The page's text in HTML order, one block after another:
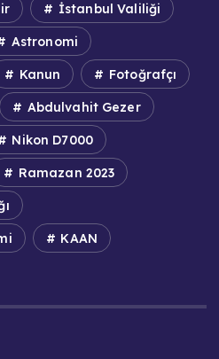
İstanbul Valiliği
Astronomi
Kanun Fotoğrafçı
Abdulvahit Gezer
Nikon D7000
Ramazan 2023
KAAN